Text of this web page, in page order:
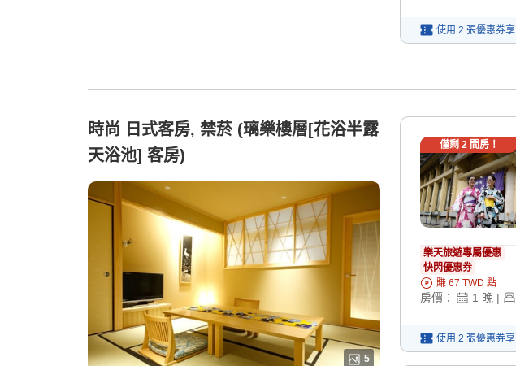
使用 2 張優惠券享
時尚 日式客房, 禁菸 (璃樂樓層[花浴半露
天浴池] 客房)
5
僅剩 2 間房！
樂天旅遊專屬優惠
快閃優惠券
賺 67 TWD 點
房價： 1 晚 |
使用 2 張優惠券享